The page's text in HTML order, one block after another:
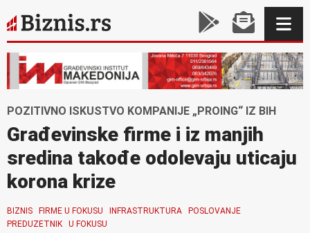
POZITIVNO ISKUSTVO KOMPANIJE „PROING“ IZ BIH
Građevinske firme i iz manjih
sredina takođe odolevaju uticaju
korona krize
BIZNIS FIRME U FOKUSU INFRASTRUKTURA
POSLOVANJE
PREDUZETNIK
U FOKUSU